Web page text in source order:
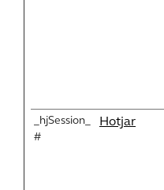
_hjSession_
#
Hotjar